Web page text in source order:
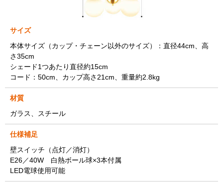
サイズ
本体サイズ（カップ・チェーン以外のサイズ）：直径44cm、高
さ35cm
シェード1つあたり直径約15cm
コード：50cm、カップ高さ21cm、重量約2.8kg
材質
ガラス、スチール
仕様補足
壁スイッチ（点灯／消灯）
E26／40W 白熱ボール球×3本付属
LED電球使用可能